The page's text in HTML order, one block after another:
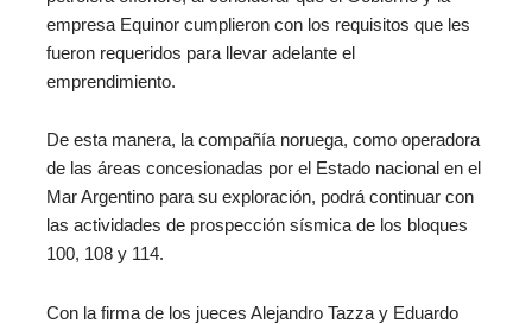
empresa Equinor cumplieron con los requisitos que les
fueron requeridos para llevar adelante el
emprendimiento.
De esta manera, la compañía noruega, como operadora
de las áreas concesionadas por el Estado nacional en el
Mar Argentino para su exploración, podrá continuar con
las actividades de prospección sísmica de los bloques
100, 108 y 114.
Con la firma de los jueces Alejandro Tazza y Eduardo